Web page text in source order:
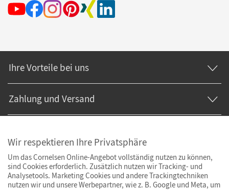
Ihre Vorteile bei uns
Zahlung und Versand
Wir respektieren Ihre Privatsphäre
Um das Cornelsen Online-Angebot vollständig nutzen zu können,
sind Cookies erforderlich. Zusätzlich nutzen wir Tracking- und
Analysetools. Marketing Cookies und andere Trackingtechniken
nutzen wir und unsere Werbepartner, wie z. B. Google und Meta, um